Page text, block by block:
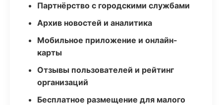
Партнёрство с городскими службами
Архив новостей и аналитика
Мобильное приложение и онлайн-
карты
Отзывы пользователей и рейтинг
организаций
Бесплатное размещение для малого